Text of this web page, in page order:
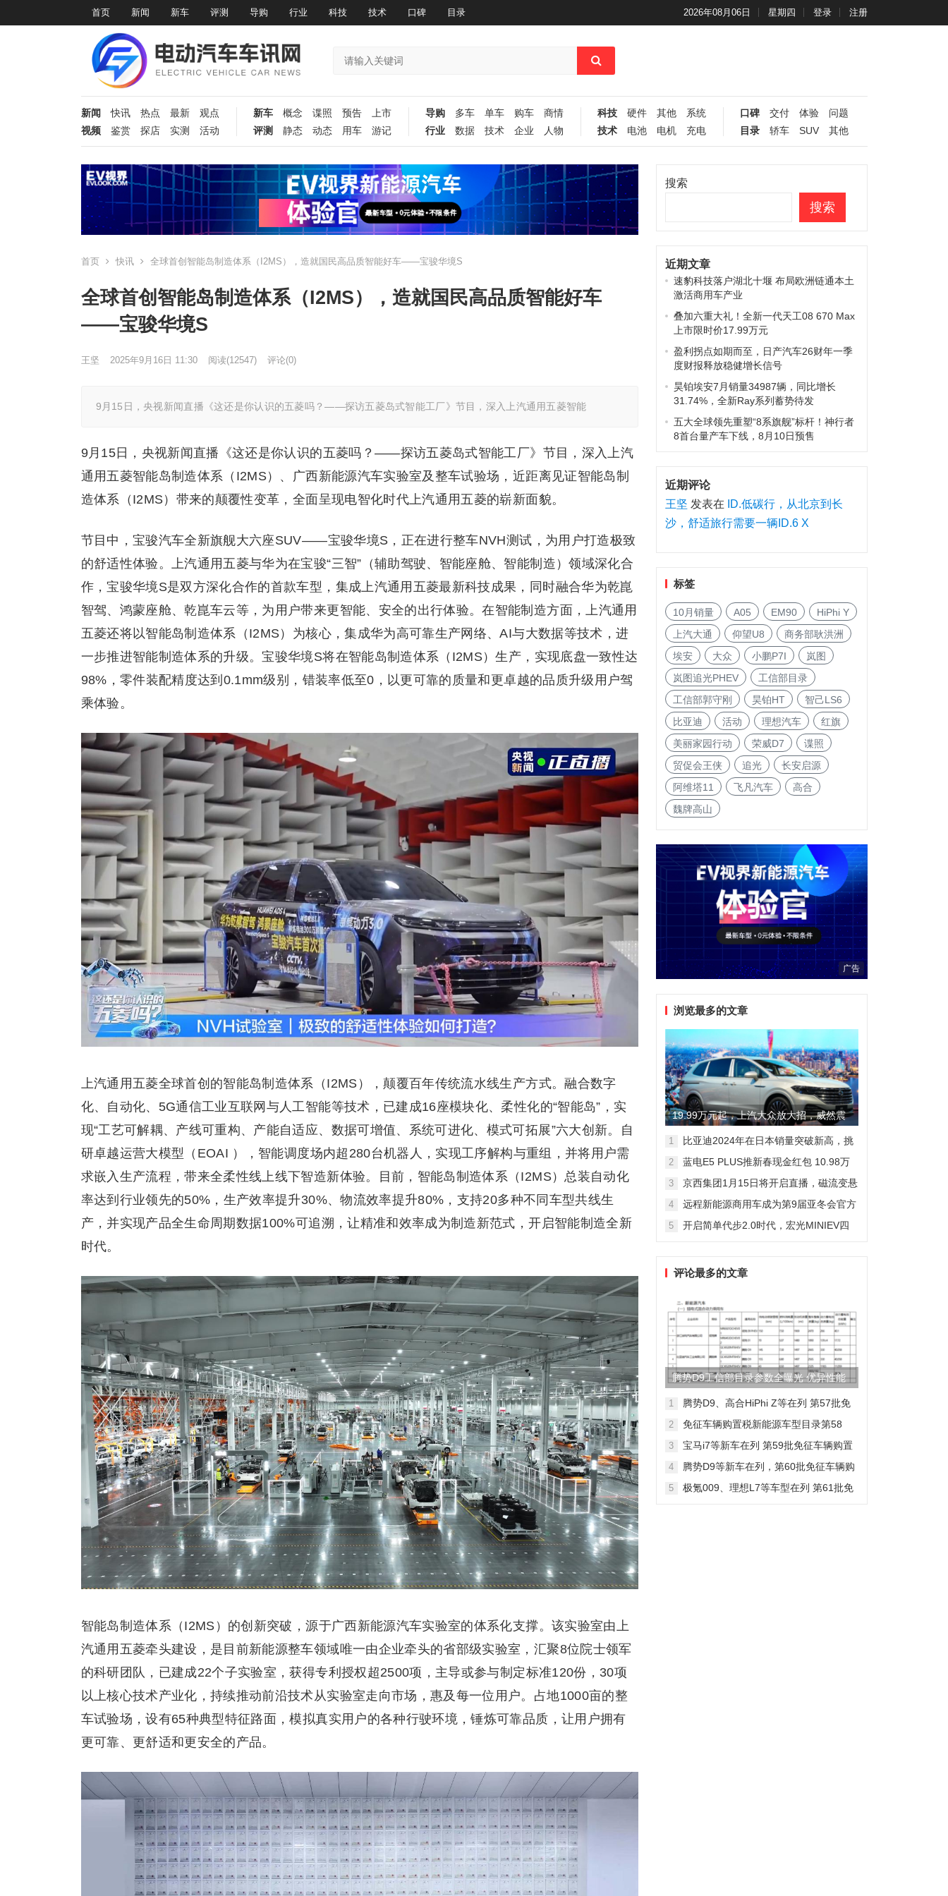
首页 新闻 新车 评测 导购 行业 科技 技术 口碑 目录 2026年08月06日 星期四 登录 注册
新闻 快讯 热点 最新
观点
视频
鉴赏 探店 实测 活动
新车 概念 谍照 预告
上市
评测
静态 动态 用车 游记
导购 多车 单车 购车
商情
行业
数据 技术 企业 人物
科技 硬件 其他
系统
技术
电池 电机 充电
口碑 交付 体验
问题
目录
轿车 SUV 其他
首页 快讯 全球首创智能岛制造体系（I2MS），造就国民高品质智能好车——宝骏华境S
全球首创智能岛制造体系（I2MS），造就国民高品质智能好车
——宝骏华境S
王坚 2025年9月16日 11:30 阅读(12547) 评论(0)
9月15日，央视新闻直播《这还是你认识的五菱吗？——探访五菱岛式智能工厂》节目，深入上汽通用五菱智能
9月15日，央视新闻直播《这还是你认识的五菱吗？——探访五菱岛式智能工厂》节目，深入上汽
通用五菱智能岛制造体系（I2MS）、广西新能源汽车实验室及整车试验场，近距离见证智能岛制
造体系（I2MS）带来的颠覆性变革，全面呈现电智化时代上汽通用五菱的崭新面貌。
节目中，宝骏汽车全新旗舰大六座SUV——宝骏华境S，正在进行整车NVH测试，为用户打造极致
的舒适性体验。上汽通用五菱与华为在宝骏“三智”（辅助驾驶、智能座舱、智能制造）领域深化合
作，宝骏华境S是双方深化合作的首款车型，集成上汽通用五菱最新科技成果，同时融合华为乾崑
智驾、鸿蒙座舱、乾崑车云等，为用户带来更智能、安全的出行体验。在智能制造方面，上汽通用
五菱还将以智能岛制造体系（I2MS）为核心，集成华为高可靠生产网络、AI与大数据等技术，进
一步推进智能制造体系的升级。宝骏华境S将在智能岛制造体系（I2MS）生产，实现底盘一致性达
98%，零件装配精度达到0.1mm级别，错装率低至0，以更可靠的质量和更卓越的品质升级用户驾
乘体验。
上汽通用五菱全球首创的智能岛制造体系（I2MS），颠覆百年传统流水线生产方式。融合数字
化、自动化、5G通信工业互联网与人工智能等技术，已建成16座模块化、柔性化的“智能岛”，实
现“工艺可解耦、产线可重构、产能自适应、数据可增值、系统可进化、模式可拓展”六大创新。自
研卓越运营大模型（EOAI ），智能调度场内超280台机器人，实现工序解构与重组，并将用户需
求嵌入生产流程，带来全柔性线上线下智造新体验。目前，智能岛制造体系（I2MS）总装自动化
率达到行业领先的50%，生产效率提升30%、物流效率提升80%，支持20多种不同车型共线生
产，并实现产品全生命周期数据100%可追溯，让精准和效率成为制造新范式，开启智能制造全新
时代。
智能岛制造体系（I2MS）的创新突破，源于广西新能源汽车实验室的体系化支撑。该实验室由上
汽通用五菱牵头建设，是目前新能源整车领域唯一由企业牵头的省部级实验室，汇聚8位院士领军
的科研团队，已建成22个子实验室，获得专利授权超2500项，主导或参与制定标准120份，30项
以上核心技术产业化，持续推动前沿技术从实验室走向市场，惠及每一位用户。占地1000亩的整
车试验场，设有65种典型特征路面，模拟真实用户的各种行驶环境，锤炼可靠品质，让用户拥有
更可靠、更舒适和更安全的产品。
搜索
搜索
近期文章
速豹科技落户湖北十堰 布局欧洲链通本土
激活商用车产业
叠加六重大礼！全新一代天工08 670 Max
上市限时价17.99万元
盈利拐点如期而至，日产汽车26财年一季
度财报释放稳健增长信号
昊铂埃安7月销量34987辆，同比增长
31.74%，全新Ray系列蓄势待发
五大全球领先重塑“8系旗舰”标杆！神行者
8首台量产车下线，8月10日预售
近期评论
王坚 发表在
ID.低碳行，从北京到长
沙，舒适旅行需要一辆ID.6 X
标签
10月销量 A05 EM90
HiPhi Y
上汽大通
仰望U8
商务部耿洪洲
埃安
大众 小鹏P7I
岚图
岚图追光PHEV
工信部目录
工信部郭守刚
昊铂HT
智己LS6
比亚迪
活动 理想汽车
红旗
美丽家园行动
荣威D7
谍照
贸促会王侠
追光
长安启源
阿维塔11
飞凡汽车
高合
魏牌高山
广告
浏览最多的文章
19.99万元起，上汽大众放大招，威然震
撼全场
1
比亚迪2024年在日本销量突破新高，挑
2
蓝电E5 PLUS推新春现金红包 10.98万
3
京西集团1月15日将开启直播，磁流变悬
4
远程新能源商用车成为第9届亚冬会官方
线
5
开启简单代步2.0时代，宏光MINIEV四
评论最多的文章
腾势D9工信部目录参数全曝光 优异性能
得以印证
1
腾势D9、高合HiPhi Z等在列 第57批免
2
免征车辆购置税新能源车型目录第58
3
宝马i7等新车在列 第59批免征车辆购置
4
腾势D9等新车在列，第60批免征车辆购
5
极氪009、理想L7等车型在列 第61批免